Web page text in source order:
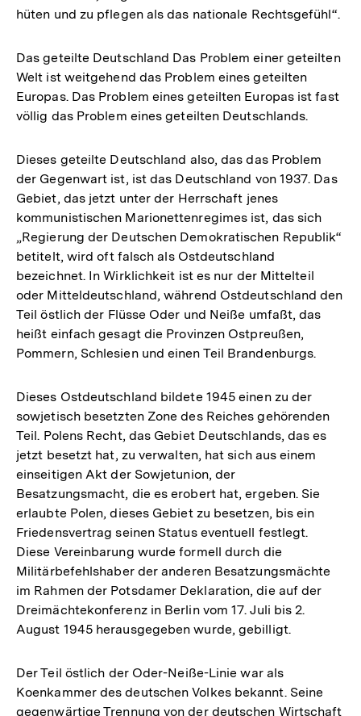
hüten und zu pflegen als das nationale Rechtsgefühl“.
Das geteilte Deutschland Das Problem einer geteilten
Welt ist weitgehend das Problem eines geteilten
Europas. Das Problem eines geteilten Europas ist fast
völlig das Problem eines geteilten Deutschlands.
Dieses geteilte Deutschland also, das das Problem
der Gegenwart ist, ist das Deutschland von 1937. Das
Gebiet, das jetzt unter der Herrschaft jenes
kommunistischen Marionettenregimes ist, das sich
„Regierung der Deutschen Demokratischen Republik“
betitelt, wird oft falsch als Ostdeutschland
bezeichnet. In Wirklichkeit ist es nur der Mittelteil
oder Mitteldeutschland, während Ostdeutschland den
Teil östlich der Flüsse Oder und Neiße umfaßt, das
heißt einfach gesagt die Provinzen Ostpreußen,
Pommern, Schlesien und einen Teil Brandenburgs.
Dieses Ostdeutschland bildete 1945 einen zu der
sowjetisch besetzten Zone des Reiches gehörenden
Teil. Polens Recht, das Gebiet Deutschlands, das es
jetzt besetzt hat, zu verwalten, hat sich aus einem
einseitigen Akt der Sowjetunion, der
Besatzungsmacht, die es erobert hat, ergeben. Sie
erlaubte Polen, dieses Gebiet zu besetzen, bis ein
Friedensvertrag seinen Status eventuell festlegt.
Diese Vereinbarung wurde formell durch die
Militärbefehlshaber der anderen Besatzungsmächte
im Rahmen der Potsdamer Deklaration, die auf der
Dreimächtekonferenz in Berlin vom 17. Juli bis 2.
August 1945 herausgegeben wurde, gebilligt.
Der Teil östlich der Oder-Neiße-Linie war als
Koenkammer des deutschen Volkes bekannt. Seine
gegenwärtige Trennung von der deutschen Wirtschaft